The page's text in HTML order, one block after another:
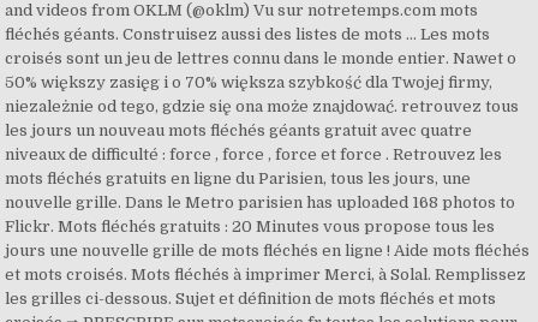
and videos from OKLM (@oklm) Vu sur notretemps.com mots
fléchés géants. Construisez aussi des listes de mots … Les mots
croisés sont un jeu de lettres connu dans le monde entier. Nawet o
50% większy zasięg i o 70% większa szybkość dla Twojej firmy,
niezależnie od tego, gdzie się ona może znajdować. retrouvez tous
les jours un nouveau mots fléchés géants gratuit avec quatre
niveaux de difficulté : force , force , force et force . Retrouvez les
mots fléchés gratuits en ligne du Parisien, tous les jours, une
nouvelle grille. Dans le Metro parisien has uploaded 168 photos to
Flickr. Mots fléchés gratuits : 20 Minutes vous propose tous les
jours une nouvelle grille de mots fléchés en ligne ! Aide mots fléchés
et mots croisés. Mots fléchés à imprimer Merci, à Solal. Remplissez
les grilles ci-dessous. Sujet et définition de mots fléchés et mots